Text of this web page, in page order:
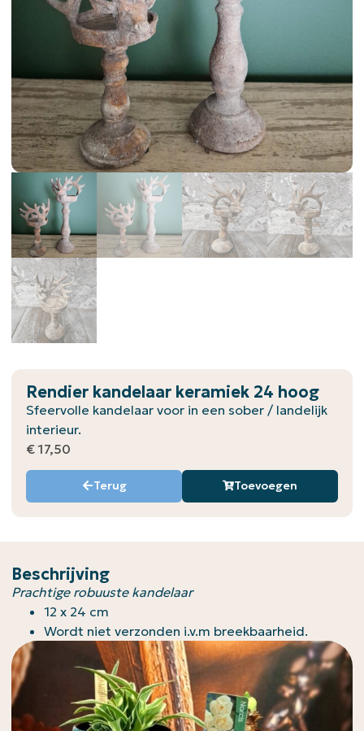
Rendier kandelaar keramiek 24 hoog
Sfeervolle kandelaar voor in een sober / landelijk
interieur.
€17,50
Terug Toevoegen
Beschrijving
Prachtige robuuste kandelaar
12 x 24 cm
Wordt niet verzonden i.v.m breekbaarheid.